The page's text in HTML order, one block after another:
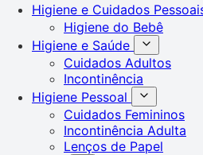
Higiene e Cuidados
Higiene do Bebê
Higiene e Saúde
Cuidados Adultos
Incontinência
Higiene Pessoal
Cuidados Femininos
Incontinência Adulta
Lenços de Papel